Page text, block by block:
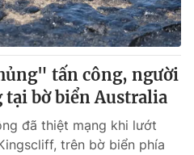
thức nếu không có sự chấp
VTV.vn khi phát hành lại
tấn công, người
bờ biển Australia
đã thiệt mạng khi lướt
trên bờ biển phía